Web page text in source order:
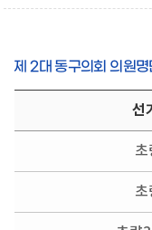
제 2대 동구의회 의원
선
초
초